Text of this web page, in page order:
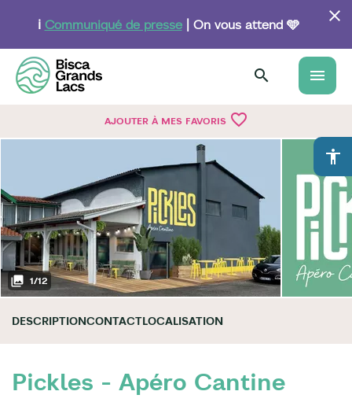
principal
ℹ️ Communiqué de presse| On vous attend 🩵
menu
AJOUTER À MES FAVORIS favorite_border
accessibility
1/12
DESCRIPTIONCONTACTLOCALISATION
Pickles - Apéro Cantine